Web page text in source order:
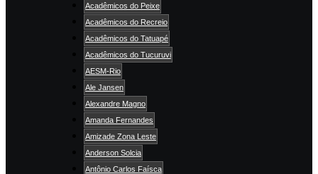
Acadêmicos do Peixe
Acadêmicos do Recreio
Acadêmicos do Tatuapé
Acadêmicos do Tucuruvi
AESM-Rio
Ale Jansen
Alexandre Magno
Amanda Fernandes
Amizade Zona Leste
Anderson Solcia
Antônio Carlos Faísca